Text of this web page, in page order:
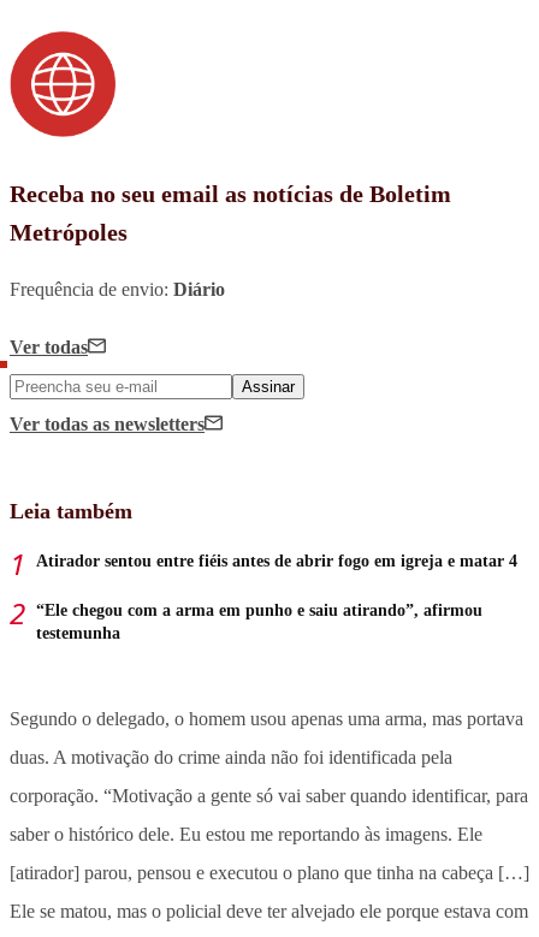
Receba no seu email as notícias de Boletim
Metrópoles
Frequência de envio: Diário
Ver todas
Assinar
Ver todas as newsletters
Leia também
Atirador sentou entre fiéis antes de abrir fogo em igreja e matar 4
“Ele chegou com a arma em punho e saiu atirando”, afirmou
testemunha
Segundo o delegado, o homem usou apenas uma arma, mas portava
duas. A motivação do crime ainda não foi identificada pela
corporação. “Motivação a gente só vai saber quando identificar, para
saber o histórico dele. Eu estou me reportando às imagens. Ele
[atirador] parou, pensou e executou o plano que tinha na cabeça […]
Ele se matou, mas o policial deve ter alvejado ele porque estava com